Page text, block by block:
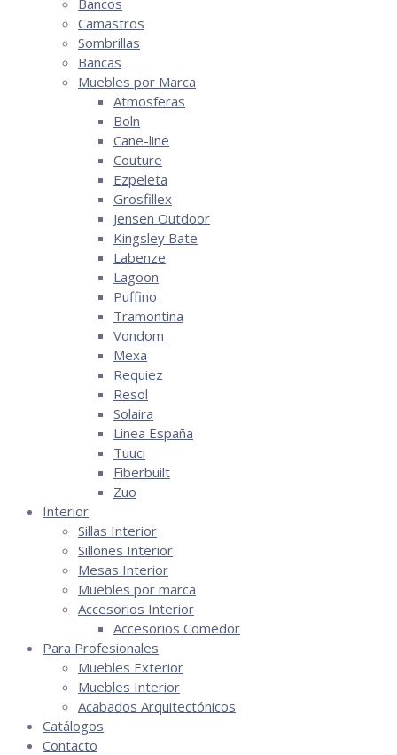
Camastros
Sombrillas
Bancas
Muebles por Marca
Atmosferas
Boln
Cane-line
Couture
Ezpeleta
Grosfillex
Jensen Outdoor
Kingsley Bate
Labenze
Lagoon
Puffino
Tramontina
Vondom
Mexa
Requiez
Resol
Solaira
Linea España
Tuuci
Fiberbuilt
Zuo
Interior
Sillas Interior
Sillones Interior
Mesas Interior
Muebles por marca
Accesorios Interior
Accesorios Comedor
Para Profesionales
Muebles Exterior
Muebles Interior
Acabados Arquitectónicos
Catálogos
Contacto